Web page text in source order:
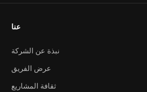
عنا
نبذة عن الشركة
عرض الفريق
ثقافة المشاريع